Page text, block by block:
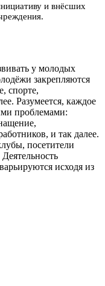
и внёсших
у молодых
закрепляются
спорте,
Разумеется, каждое
проблемами:
и так далее.
посетители
исходя из